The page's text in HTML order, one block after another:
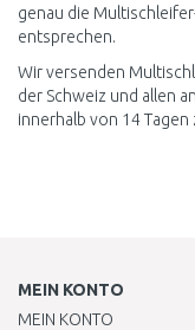
genau die
entsprechen.
Wir versenden
der Schweiz und allen
innerhalb von 14
MEIN KONTO
MEIN KONTO